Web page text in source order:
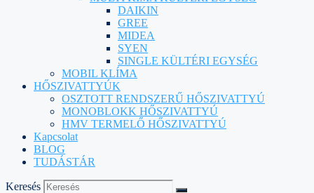
DAIKIN
GREE
MIDEA
SYEN
SINGLE KÜLTÉRI EGYSÉG
MOBIL KLÍMA
HŐSZIVATTYÚK
OSZTOTT RENDSZERŰ HŐSZIVATTYÚ
MONOBLOKK HŐSZIVATTYÚ
HMV TERMELŐ HŐSZIVATTYÚ
Kapcsolat
BLOG
TUDÁSTÁR
Keresés